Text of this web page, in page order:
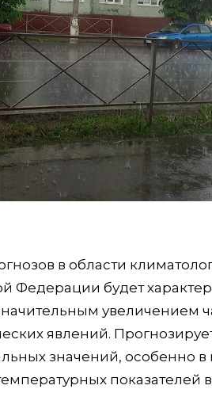
в области
Федерации будет
увеличением
явлений.
значений, особенно в
показателей